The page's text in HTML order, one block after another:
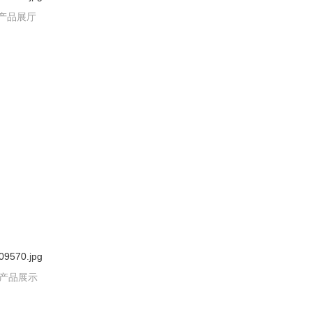
品展厅
品展示